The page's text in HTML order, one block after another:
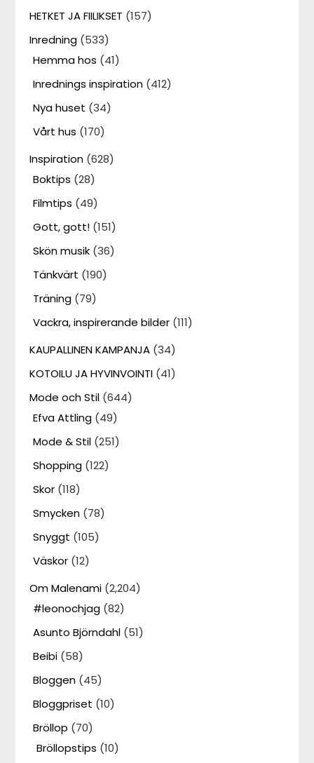
HETKET JA FIILIKSET (157)
Inredning (533)
Hemma hos (41)
Inrednings inspiration (412)
Nya huset (34)
Vårt hus (170)
Inspiration (628)
Boktips (28)
Filmtips (49)
Gott, gott! (151)
Skön musik (36)
Tänkvärt (190)
Träning (79)
Vackra, inspirerande bilder (111)
KAUPALLINEN KAMPANJA (34)
KOTOILU JA HYVINVOINTI (41)
Mode och Stil (644)
Efva Attling (49)
Mode & Stil (251)
Shopping (122)
Skor (118)
Smycken (78)
Snyggt (105)
Väskor (12)
Om Malenami (2,204)
#leonochjag (82)
Asunto Björndahl (51)
Beibi (58)
Bloggen (45)
Bloggpriset (10)
Bröllop (70)
Bröllopstips (10)